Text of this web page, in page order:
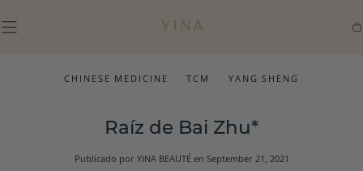
CONTENIDO
CHINESE MEDICINE TCM YANG SHENG
Raíz de Bai Zhu*
Publicado por YINA BEAUTÉen September 21, 2021